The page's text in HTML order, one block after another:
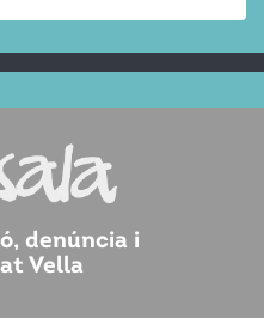
denúncia i
Vella